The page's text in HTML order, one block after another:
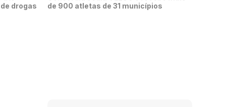
drogas
de 900 atletas de 31 municípios